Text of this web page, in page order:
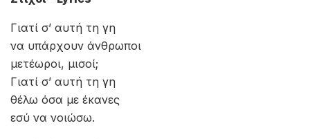
Γιατί σ’ αυτή τη γη
να υπάρχουν άνθρωποι
μετέωροι, μισοί;
Γιατί σ’ αυτή τη γη
θέλω όσα με έκανες
εσύ να νοιώσω.